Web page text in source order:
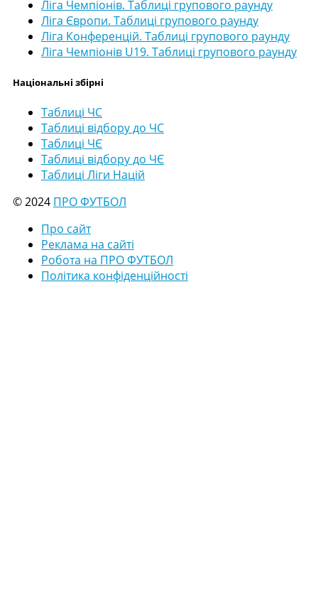
Ліга Чемпіонів. Таблиці групового раунду
Ліга Європи. Таблиці групового раунду
Ліга Конференцій. Таблиці групового раунду
Ліга Чемпіонів U19. Таблиці групового раунду
Національні збірні
Таблиці ЧС
Таблиці відбору до ЧС
Таблиці ЧЄ
Таблиці відбору до ЧЄ
Таблиці Ліги Націй
© 2024 ПРО ФУТБОЛ
Про сайт
Реклама на сайті
Робота на ПРО ФУТБОЛ
Політика конфіденційності